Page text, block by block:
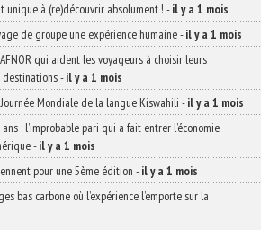
unique à (re)découvrir absolument ! -il y a 1 mois
de groupe une expérience humaine-il y a 1 mois
qui aident les voyageurs à choisir leurs
destinations-il y a 1 mois
Journée Mondiale de la langue Kiswahili -il y a 1 mois
: l’improbable pari qui a fait entrer l’économie
-il y a 1 mois
pour une 5ème édition -il y a 1 mois
bas carbone où l’expérience l’emporte sur la